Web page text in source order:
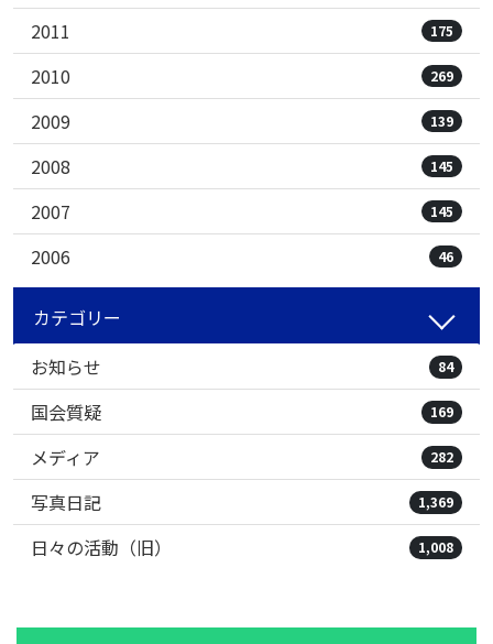
2011 175
2010 269
2009 139
2008 145
2007 145
2006 46
カテゴリー
お知らせ
84
国会質疑 169
メディア 282
写真日記 1,369
日々の活動（旧） 1,008